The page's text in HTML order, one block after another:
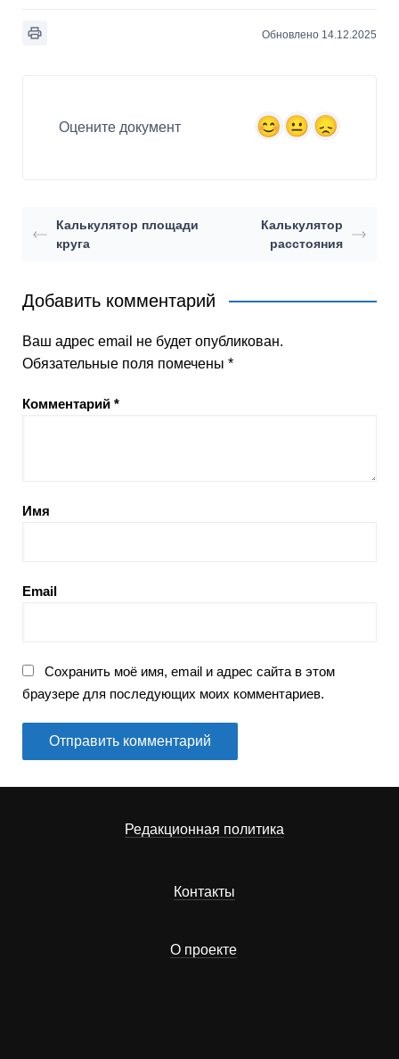
Обновлено 14.12.2025
Оцените документ
Калькулятор площади
круга
Калькулятор
расстояния
Добавить комментарий
Ваш адрес email не будет опубликован.
Обязательные поля помечены *
Комментарий *
Имя
Email
Сохранить моё имя, email и адрес сайта в этом
браузере для последующих моих комментариев.
Редакционная политика
Контакты
О проекте